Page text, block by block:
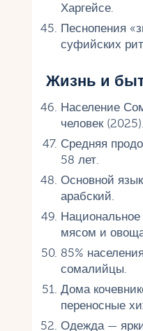
Харгейсе.
Песнопения
суфийских
Жизнь и
Население
человек (2025).
Средняя
58 лет.
Основной
арабский.
мясом и
85%
сомалийцы.
Дома
переносные
Одежда —